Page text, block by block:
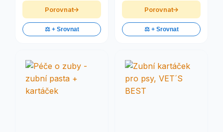
Porovnat
⚖️ + Srovnat
Porovnat
⚖️ + Srovnat